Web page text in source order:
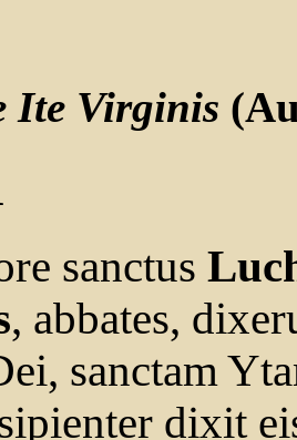
Ite Virginis
sanctus
, abbates,
sanctam
dixit